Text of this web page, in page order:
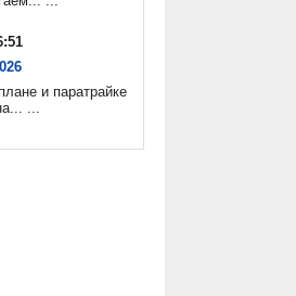
и паратрайке
...